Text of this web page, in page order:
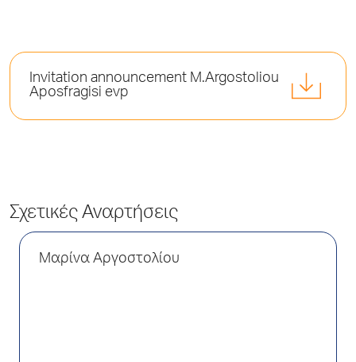
Invitation announcement M.Argostoliou
Aposfragisi evp
Σχετικές Αναρτήσεις
Μαρίνα Αργοστολίου